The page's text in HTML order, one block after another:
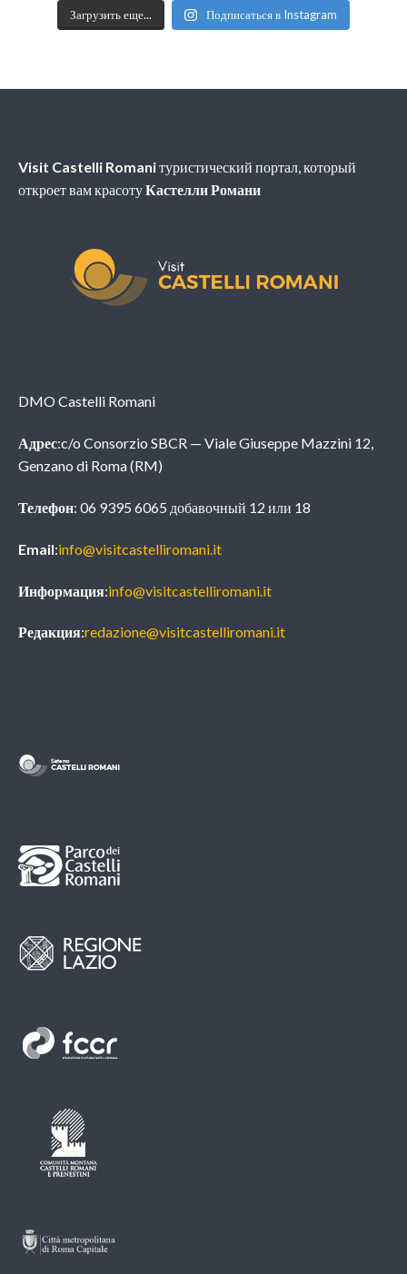
Загрузить еще... Подписаться в Instagram
Visit Castelli Romaniтуристический портал, который
откроет вам красотуКастелли Романи
DMO Castelli Romani
Адрес:c/o Consorzio SBCR — Viale Giuseppe Mazzini 12,
Genzano di Roma (RM)
Телефон: 06 9395 6065 добавочный 12 или 18
Email:info@visitcastelliromani.it
Информация:info@visitcastelliromani.it
Редакция:redazione@visitcastelliromani.it